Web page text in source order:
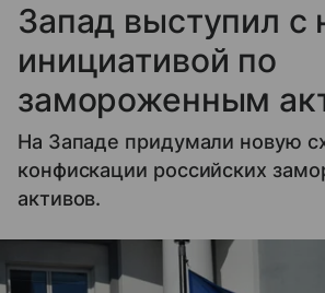
Запад выступил с
инициативой по
замороженным
На Западе придумали новую
конфискации российских
активов.